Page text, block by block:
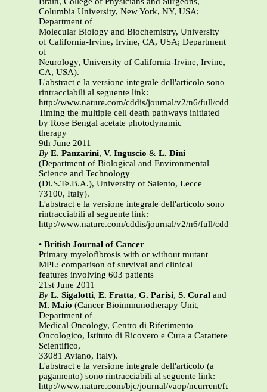
Columbia University, New York, NY, USA;
Department of
Molecular Biology and Biochemistry, University
of California-Irvine, Irvine, CA, USA; Department
of
Neurology, University of California-Irvine, Irvine,
CA, USA).
L'abstract e la versione integrale dell'articolo sono
rintracciabili al seguente link:
http://www.nature.com/cddis/journal/v2/n6/full/
Timing the multiple cell death pathways initiated
by Rose Bengal acetate photodynamic
therapy
9th June 2011
By E. Panzarini, V. Inguscio & L. Dini
(Department of Biological and Environmental
Science and Technology
(Di.S.Te.B.A.), University of Salento, Lecce
73100, Italy).
L'abstract e la versione integrale dell'articolo sono
rintracciabili al seguente link:
http://www.nature.com/cddis/journal/v2/n6/full/
• British Journal of Cancer
Primary myelofibrosis with or without mutant
MPL: comparison of survival and clinical
features involving 603 patients
21st June 2011
By L. Sigalotti, E. Fratta, G. Parisi, S. Coral and
M. Maio (Cancer Bioimmunotherapy Unit,
Department of
Medical Oncology, Centro di Riferimento
Oncologico, Istituto di Ricovero e Cura a Carattere
Scientifico,
33081 Aviano, Italy).
L'abstract e la versione integrale dell'articolo (a
pagamento) sono rintracciabili al seguente link:
http://www.nature.com/bjc/journal/vaop/ncurrent/full/